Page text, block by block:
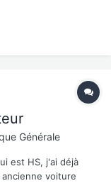
logo Alfa en rouge
Générale
est HS, j'ai déjà
voiture